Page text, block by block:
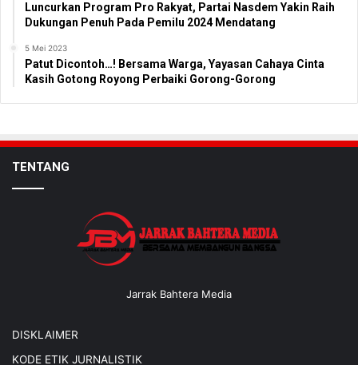
Luncurkan Program Pro Rakyat, Partai Nasdem Yakin Raih
Dukungan Penuh Pada Pemilu 2024 Mendatang
5 Mei 2023
Patut Dicontoh…! Bersama Warga, Yayasan Cahaya Cinta
Kasih Gotong Royong Perbaiki Gorong-Gorong
TENTANG
Jarrak Bahtera Media
DISKLAIMER
KODE ETIK JURNALISTIK